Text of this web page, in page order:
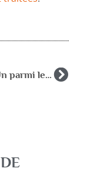
FILM : – Un parmi les autres – FNAREN